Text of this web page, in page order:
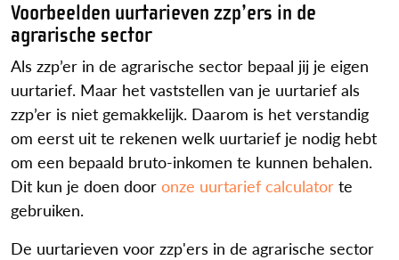
Voorbeelden uurtarieven zzp’ers in de
agrarische sector
Als zzp’er in de agrarische sector bepaal jij je eigen
uurtarief. Maar het vaststellen van je uurtarief als
zzp’er is niet gemakkelijk. Daarom is het verstandig
om eerst uit te rekenen welk uurtarief je nodig hebt
om een bepaald bruto-inkomen te kunnen behalen.
Dit kun je doen door onze uurtarief calculator te
gebruiken.
De uurtarieven voor zzp'ers in de agrarische sector